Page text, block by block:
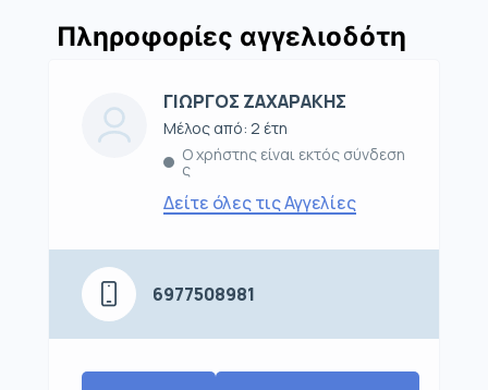
Πληροφορίες αγγελιοδότη
ΓΙΩΡΓΟΣ ΖΑΧΑΡΑΚΗΣ
Μέλος από: 2 έτη
Ο χρήστης είναι εκτός σύνδεση
ς
Δείτε όλες τις Αγγελίες
6977508981